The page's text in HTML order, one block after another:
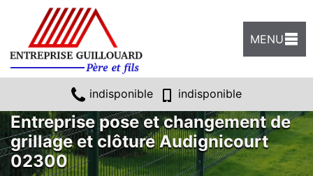
MENU
indisponible indisponible
Entreprise pose et changement de
grillage et clôture Audignicourt
02300